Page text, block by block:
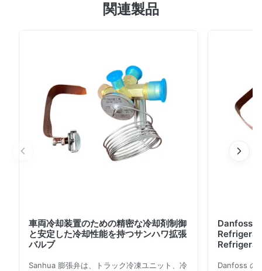
ューブ蒸発器により、熱交換が 30% 向上します。調整可
関連製品
車両冷却装置のための精密な冷却剤制御
と安定した冷却性能を持つサンハワ拡張
バルブ
Sanhua 膨張弁は、トラック冷凍ユニット、冷
Danfoss
Danfoss の